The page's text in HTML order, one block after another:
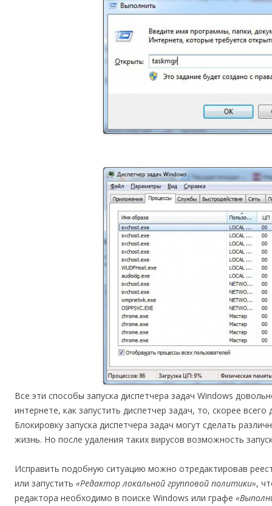
Все эти способы запуска диспетчера задач Windows
интернете, как запустить диспетчер задач, то, скорее
Блокировку запуска диспетчера задач могут сделать
жизнь. Но после удаления таких вирусов возможность
Исправить подобную ситуацию можно отредактировав
или запустить «Редактор локальной групповой политики»,
редактора необходимо в поиске Windows или графе